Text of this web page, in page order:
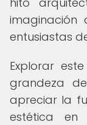
imaginación
entusiastas
Explorar
grandeza
apreciar la
estética en